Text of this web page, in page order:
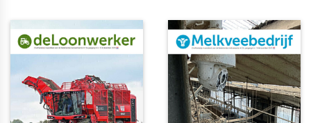
nieuwste